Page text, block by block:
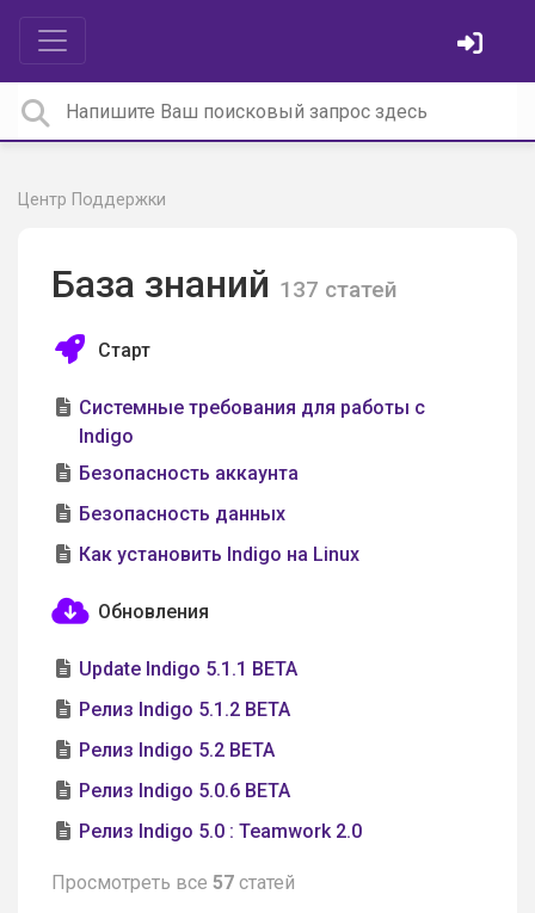
Центр Поддержки
База знаний 137 статей
Старт
Системные требования для работы с
Indigo
Безопасность аккаунта
Безопасность данных
Как установить Indigo на Linux
Обновления
Update Indigo 5.1.1 BETA
Релиз Indigo 5.1.2 BETA
Релиз Indigo 5.2 BETA
Релиз Indigo 5.0.6 BETA
Релиз Indigo 5.0 : Teamwork 2.0
Просмотреть все 57 статей